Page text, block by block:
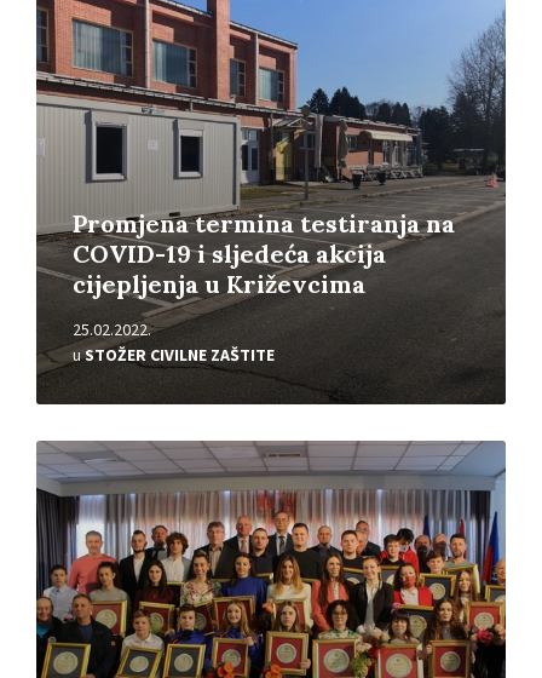
Promjena termina testiranja na
COVID-19 i sljedeća akcija
cijepljenja u Križevcima
25.02.2022.
uSTOŽER CIVILNE ZAŠTITE
Pročitajte
više